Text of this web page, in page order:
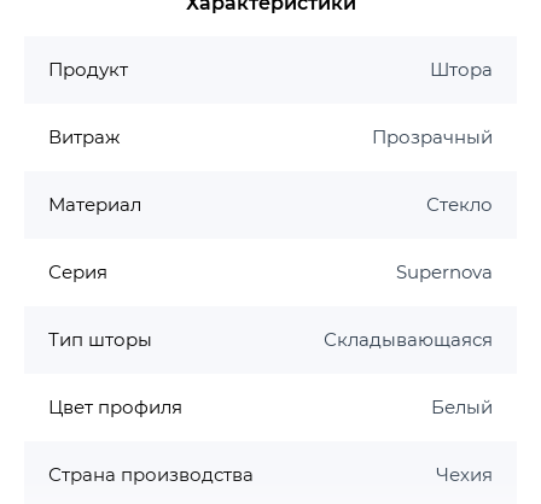
передним бортом (Praktik, Classic, Sonata, Vanda
классической прямоугольной ванны с ровным
Штора для ванны VS2 в сложенном виде имеет
получите правый или левый варианты входа.
Продукт Штора
Витраж Прозрачный
Материал Стекло
Серия Supernova
Тип шторы Складывающаяся
Цвет профиля Белый
Страна производства Чехия